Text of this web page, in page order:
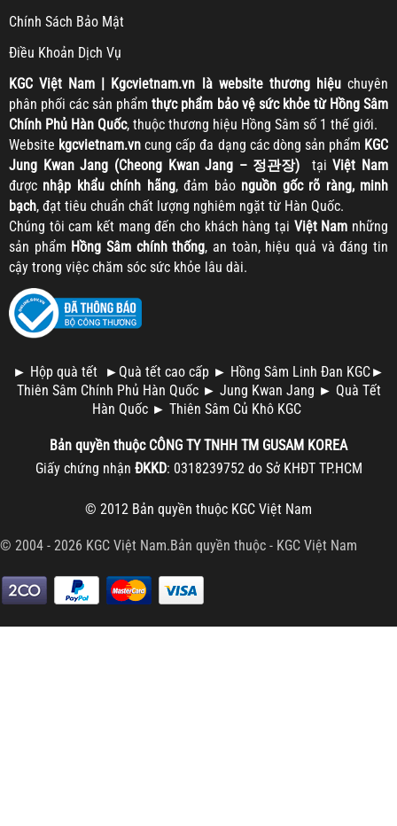
Chính Sách Bảo Mật
Điều Khoản Dịch Vụ
KGCViệt Nam | Kgcvietnam.vn là website thương hiệuchuyên
phân phối các sản phẩmthực phẩm bảo vệ sức khỏe từ Hồng Sâm
Chính Phủ Hàn Quốc, thuộc thương hiệu Hồng Sâm số 1 thế giới.
Website kgcvietnam.vn cung cấp đa dạng các dòng sản phẩm KGC
Jung Kwan Jang (Cheong Kwan Jang – 정관장) tạiViệt Nam
được nhập khẩu chính hãng, đảm bảo nguồn gốc rõ ràng, minh
bạch, đạt tiêu chuẩn chất lượng nghiêm ngặt từ Hàn Quốc.
Chúng tôi cam kết mang đến cho khách hàng tại Việt Nam những
sản phẩm Hồng Sâm chính thống, an toàn, hiệu quả và đáng tin
cậy trong việc chăm sóc sức khỏe lâu dài.
► Hộp quà tết ► Quà tết cao cấp ► Hồng Sâm Linh Đan KGC►
Thiên Sâm Chính Phủ Hàn Quốc ► Jung Kwan Jang ► Quà Tết
Hàn Quốc ► Thiên Sâm Củ Khô KGC
Bản quyền thuộc CÔNG TY TNHH TM GUSAM KOREA
Giấy chứng nhận ĐKKD: 0318239752 do Sở KHĐT TP.HCM
© 2012 Bản quyền thuộc KGC Việt Nam
© 2004 - 2026 KGC Việt Nam.Bản quyền thuộc - KGC Việt Nam